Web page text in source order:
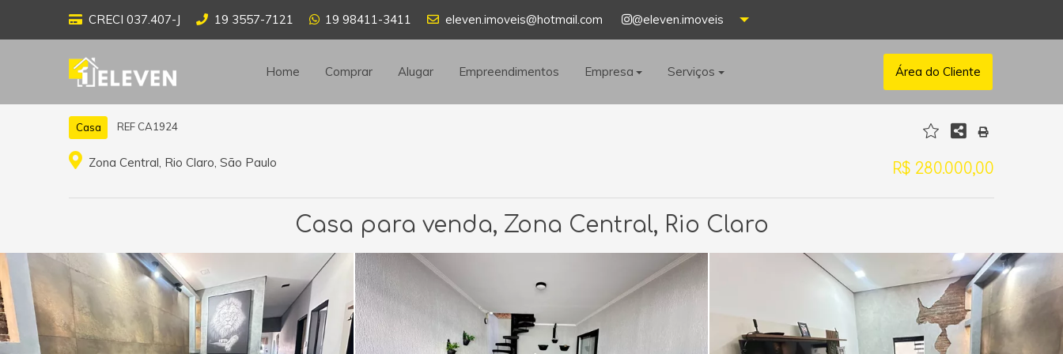
CRECI 037.407-J 19 3557-7121 19 98411-3411 eleven.imoveis@hotmail.com @eleven.imoveis
Home Comprar Alugar Empreendimentos Empresa Serviços Área do Cliente
Casa REF CA1924
Zona Central, Rio Claro, São Paulo R$ 280.000,00
Casa para venda, Zona Central, Rio Claro